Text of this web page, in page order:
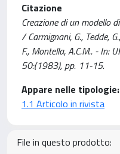
Citazione
Creazione di un modello
/ Carmignani, G., Tedde,
F., Montella, A.C.M.. - In:
50:(1983), pp. 11-15.
Appare nelle tipologie:
1.1 Articolo in rivista
File in questo prodotto: